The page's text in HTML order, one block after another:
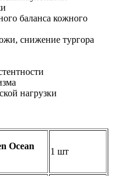
баланса кожного
снижение тургора
нагрузки
Ocean
1 шт